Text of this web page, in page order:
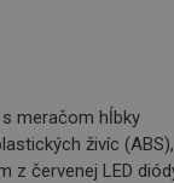
meračom hĺbky
živíc (ABS),
z červenej LED